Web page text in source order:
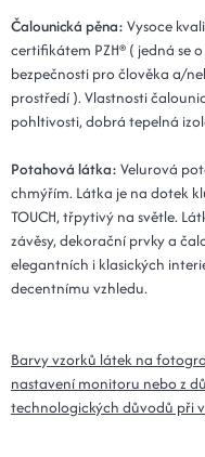
25x80x3 - 15
Kód: Plot
30x80x3 -
15x110x3 -
Kód: Plot
20x110x3 -
25x90x3 -
Kód: Plot
Čalounická pěna: Vysoce
certifikátem PZH® ( jedná se
bezpečnosti pro člověka a/
prostředí ). Vlastnosti
pohltivosti, dobrá tepelná
Potahová látka: Velurová
chmýřím. Látka je na dotek
TOUCH, třpytivý na světle.
závěsy, dekorační prvky a
elegantních i klasických
decentnímu vzhledu.
Barvy vzorků látek na
nastavení monitoru nebo z
technologických důvodů při